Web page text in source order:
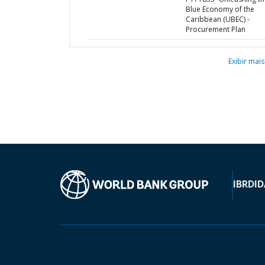
Blue Economy of the
Caribbean (UBEC) -
Procurement Plan
Exibir mais
IBRD